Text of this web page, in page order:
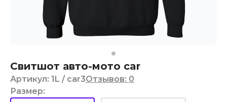
Свитшот авто-мото car
Артикул: 1L / car3Отзывов: 0
Размер: